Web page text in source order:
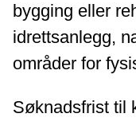
bygging eller
idrettsanlegg,
områder for
Søknadsfrist til